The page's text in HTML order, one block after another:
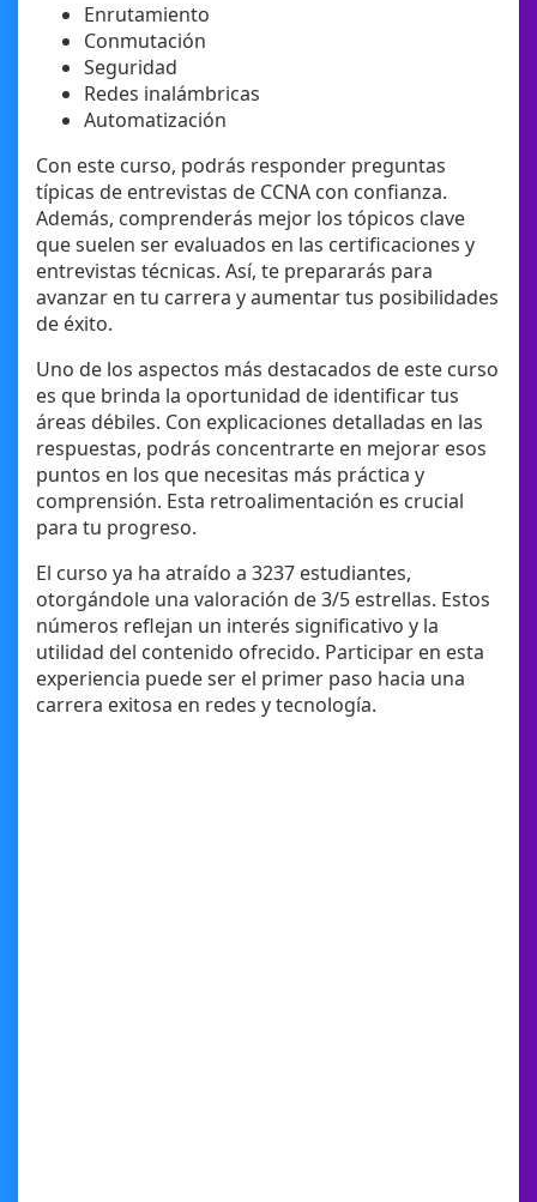
Enrutamiento
Conmutación
Seguridad
Redes inalámbricas
Automatización
Con este curso, podrás responder preguntas
típicas de entrevistas de CCNA con confianza.
Además, comprenderás mejor los tópicos clave
que suelen ser evaluados en las certificaciones y
entrevistas técnicas. Así, te prepararás para
avanzar en tu carrera y aumentar tus posibilidades
de éxito.
Uno de los aspectos más destacados de este curso
es que brinda la oportunidad de identificar tus
áreas débiles. Con explicaciones detalladas en las
respuestas, podrás concentrarte en mejorar esos
puntos en los que necesitas más práctica y
comprensión. Esta retroalimentación es crucial
para tu progreso.
El curso ya ha atraído a 3237 estudiantes,
otorgándole una valoración de 3/5 estrellas. Estos
números reflejan un interés significativo y la
utilidad del contenido ofrecido. Participar en esta
experiencia puede ser el primer paso hacia una
carrera exitosa en redes y tecnología.